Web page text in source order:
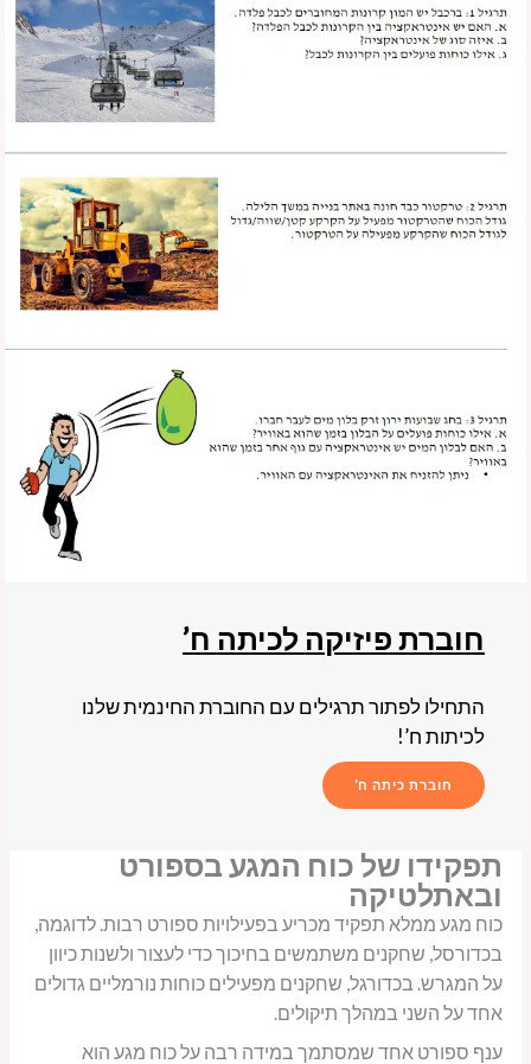
חוברת פיזיקה לכיתה ח’
התחילו לפתור תרגילים עם החוברת החינמית שלנו
לכיתות ח’!
חוברת כיתה ח’
תפקידו של כוח המגע בספורט
ובאתלטיקה
כוח מגע ממלא תפקיד מכריע בפעילויות ספורט רבות. לדוגמה,
בכדורסל, שחקנים משתמשים בחיכוך כדי לעצור ולשנות כיוון
על המגרש. בכדורגל, שחקנים מפעילים כוחות נורמליים גדולים
אחד על השני במהלך תיקולים.
ענף ספורט אחד שמסתמך במידה רבה על כוח מגע הוא